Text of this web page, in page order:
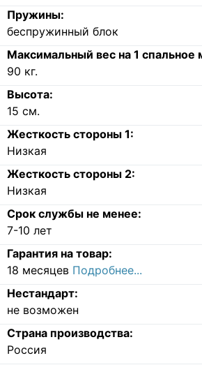
Пружины:
беспружинный блок
Максимальный вес на 1 спальное
90 кг.
Высота:
15 см.
Жесткость стороны 1:
Низкая
Жесткость стороны 2:
Низкая
Срок службы не менее:
7-10 лет
Гарантия на товар:
18 месяцев Подробнее...
Нестандарт:
не возможен
Страна производства:
Россия